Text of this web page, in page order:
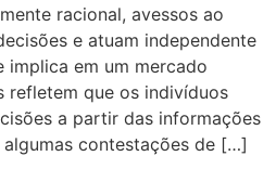
racional, avessos ao
e atuam independente
implica em um mercado
refletem que os indivíduos
a partir das informações
contestações de […]